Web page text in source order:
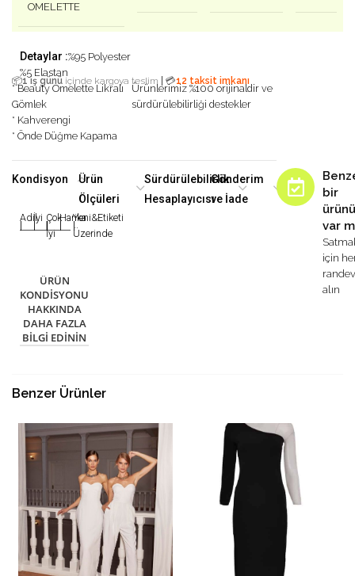
OMELETTE
Detaylar :%95 Polyester
%5 Elastan
📦1 iş günü içinde kargoya teslim 💳12 taksit imkanı
* Beauty Omelette Likralı
Gömlek
* Kahverengi
* Önde Düğme Kapama
Ürünlerimiz %100 orijinaldir ve
sürdürülebilirliği destekler
Kondisyon
Adilİyi
|
Çok
İyi
Harika
|
Yeni&Etiketi
Üzerinde
ÜRÜN
KONDISYONU
HAKKINDA
DAHA FAZLA
BILGI EDININ
Ürün
Ölçüleri
Sürdürülebilirlik
Hesaplayıcısı
Gönderim
ve İade
bir
var
için
alın
Benzer Ürünler